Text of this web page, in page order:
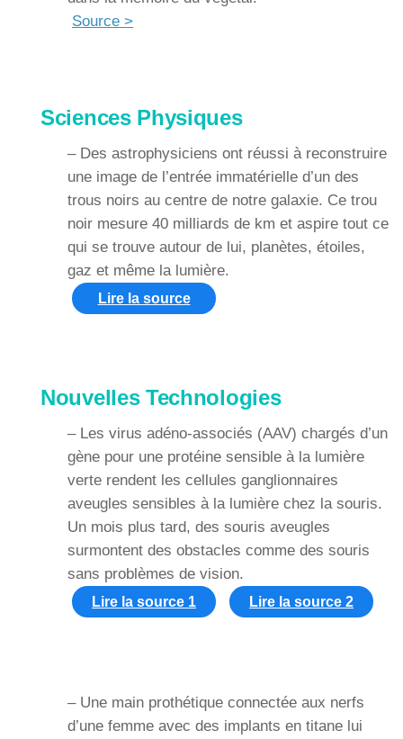
Source >
Sciences Physiques
– Des astrophysiciens ont réussi à reconstruire
une image de l’entrée immatérielle d’un des
trous noirs au centre de notre galaxie. Ce trou
noir mesure 40 milliards de km et aspire tout ce
qui se trouve autour de lui, planètes, étoiles,
gaz et même la lumière.
Lire la source
Nouvelles Technologies
– Les virus adéno-associés (AAV) chargés d’un
gène pour une protéine sensible à la lumière
verte rendent les cellules ganglionnaires
aveugles sensibles à la lumière chez la souris.
Un mois plus tard, des souris aveugles
surmontent des obstacles comme des souris
sans problèmes de vision.
Lire la source 1 Lire la source 2
– Une main prothétique connectée aux nerfs
d’une femme avec des implants en titane lui